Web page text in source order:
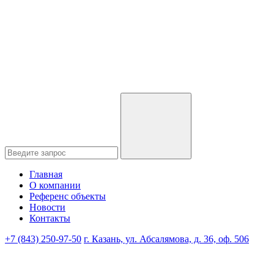
Главная
О компании
Референс объекты
Новости
Контакты
+7 (843) 250-97-50 г. Казань, ул. Абсалямова, д. 36, оф. 506